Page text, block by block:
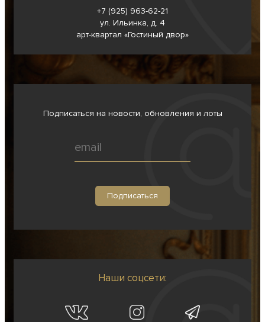
+7 (925) 963-62-21
ул. Ильинка, д. 4
арт-квартал «Гостиный двор»
Подписаться на новости, обновления и лоты
Наши соцсети: